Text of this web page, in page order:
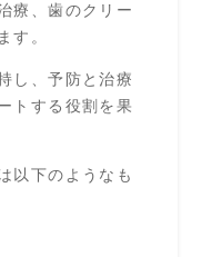
療、歯のクリー
す。
し、予防と治療
トする役割を果
以下のようなも